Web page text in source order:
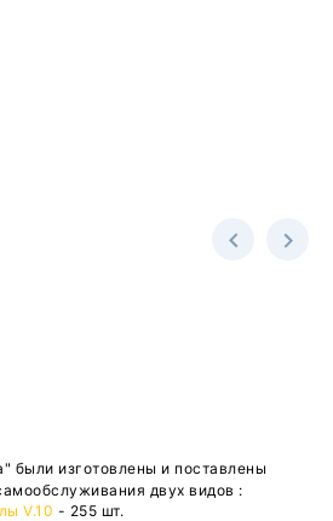
были изготовлены и поставлены
двух видов :
V.10 - 255 шт.